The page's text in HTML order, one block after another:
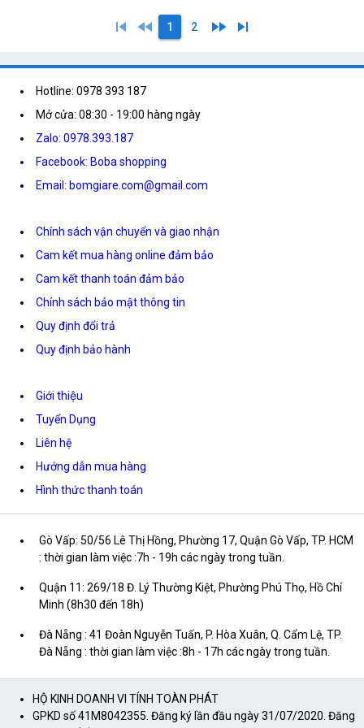
skip_previous fast_rewind 1 2 fast_forward skip_next
Hotline: 0978 393 187
Mở cửa: 08:30 - 19:00 hàng ngày
Zalo: 0978.393.187
Facebook: Boba shopping
Email: bomgiare.com@gmail.com
Chính sách vận chuyển và giao nhận
Cam kết mua hàng online đảm bảo
Cam kết thanh toán đảm bảo
Chính sách bảo mật thông tin
Quy định đổi trả
Quy định bảo hành
Giới thiệu
Tuyển Dụng
Liên hệ
Hướng dẫn mua hàng
Hình thức thanh toán
Gò Vấp: 50/56 Lê Thị Hồng, Phường 17, Quận Gò Vấp, TP. HCM
: thời gian làm việc :7h - 19h các ngày trong tuần.
Quận 11: 269/18 Đ. Lý Thường Kiệt, Phường Phú Thọ, Hồ Chí
Minh (8h30 đến 18h)
Đà Nẵng : 41 Đoàn Nguyễn Tuấn, P. Hòa Xuân, Q. Cẩm Lệ, TP.
Đà Nẵng : thời gian làm việc :8h - 17h các ngày trong tuần.
HỘ KINH DOANH VI TÍNH TOÀN PHÁT
GPKD số 41M8042355. Đăng ký lần đầu ngày 31/07/2020. Đăng